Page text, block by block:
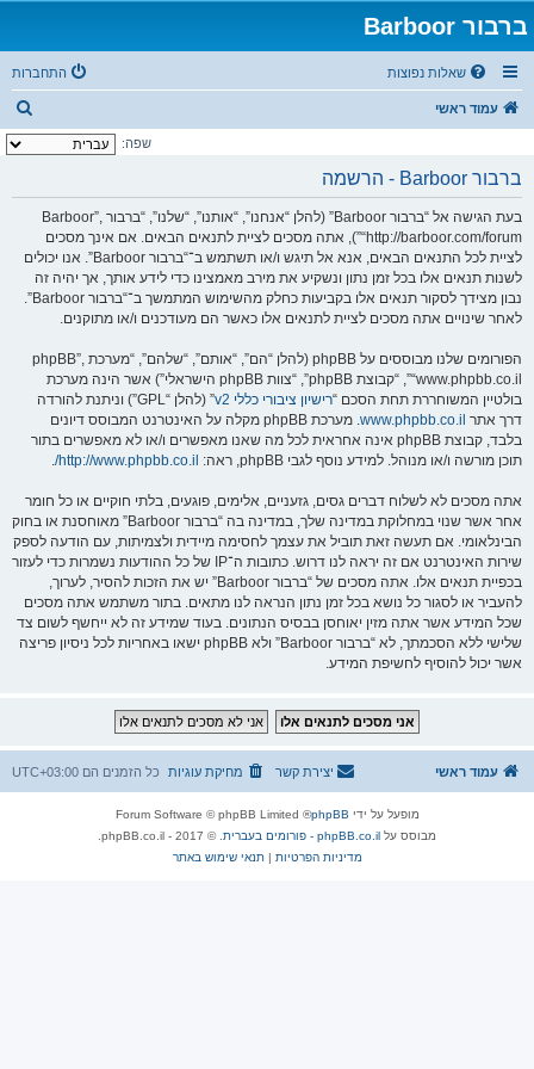
ברבור Barboor
שאלות נפוצות התחברות
עמוד ראשי
י
שפה:
ברבור Barboor - הרשמה
בעת הגישה אל “ברבור Barboor” (להלן “אנחנו”, “אותנו”, “שלנו”, “ברבור Barboor”,
“http://barboor.com/forum”), אתה מסכים לציית לתנאים הבאים. אם אינך מסכים
לציית לכל התנאים הבאים, אנא אל תיגש ו/או תשתמש ב־“ברבור Barboor”. אנו יכולים
לשנות תנאים אלו בכל זמן נתון ונשקיע את מירב מאמצינו כדי לידע אותך, אך יהיה זה
נבון מצידך לסקור תנאים אלו בקביעות כחלק מהשימוש המתמשך ב־“ברבור Barboor”.
לאחר שינויים אתה מסכים לציית לתנאים אלו כאשר הם מעודכנים ו/או מתוקנים.
הפורומים שלנו מבוססים על phpBB (להלן “הם”, “אותם”, “שלהם”, “מערכת phpBB”,
“www.phpbb.co.il”, “קבוצת phpBB”, “צוות phpBB הישראלי”) אשר הינה מערכת
בולטיין המשוחררת תחת הסכם “רישיון ציבורי כללי v2
” (להלן “GPL”) וניתנת להורדה
דרך אתר www.phpbb.co.il
. מערכת phpBB מקלה על האינטרנט המבוסס דיונים
בלבד, קבוצת phpBB אינה אחראית לכל מה שאנו מאפשרים ו/או לא מאפשרים בתור
תוכן מורשה ו/או מנוהל. למידע נוסף לגבי phpBB, ראה:
http://www.phpbb.co.il/
.
אתה מסכים לא לשלוח דברים גסים, גזעניים, אלימים, פוגעים, בלתי חוקיים או כל חומר
אחר אשר שנוי במחלוקת במדינה שלך, במדינה בה “ברבור Barboor” מאוחסנת או בחוק
הבינלאומי. אם תעשה זאת תוביל את עצמך לחסימה מיידית ולצמיתות, עם הודעה לספק
שירות האינטרנט אם זה יראה לנו דרוש. כתובות ה־IP של כל ההודעות נשמרות כדי לעזור
בכפיית תנאים אלו. אתה מסכים של “ברבור Barboor” יש את הזכות להסיר, לערוך,
להעביר או לסגור כל נושא בכל זמן נתון הנראה לנו מתאים. בתור משתמש אתה מסכים
שכל המידע אשר אתה מזין יאוחסן בבסיס הנתונים. בעוד שמידע זה לא ייחשף לשום צד
שלישי ללא הסכמתך, לא “ברבור Barboor” ולא phpBB ישאו באחריות לכל ניסיון פריצה
אשר יכול להוסיף לחשיפת המידע.
עמוד ראשי כל הזמנים הם UTC+03:00 מחיקת עוגיות יצירת קשר
מופעל על ידי phpBB
® Forum Software © phpBB Limited
מבוסס על phpBB.co.il - פורומים בעברית
. © 2017 - phpBB.co.il.
מדיניות הפרטיות |תנאי שימוש באתר